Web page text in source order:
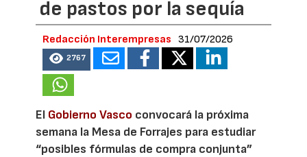
de pastos por la sequía
Redacción Interempresas 31/07/2026
2767
El Gobierno Vasco convocará la próxima
semana la Mesa de Forrajes para estudiar
“posibles fórmulas de compra conjunta”